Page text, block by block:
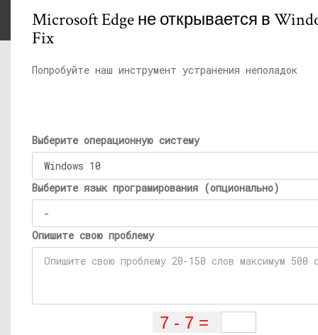
Microsoft Edge не открывается в
Fix
Попробуйте наш инструмент устранения неполадок
Выберите операционную систему
Выберите язык програмирования (опционально)
Опишите свою проблему